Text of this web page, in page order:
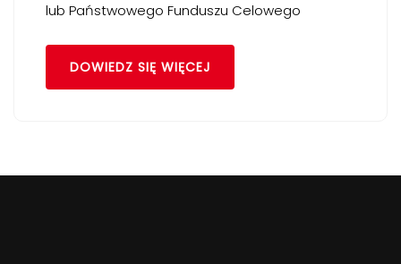
lub Państwowego Funduszu Celowego
DOWIEDZ SIĘ WIĘCEJ